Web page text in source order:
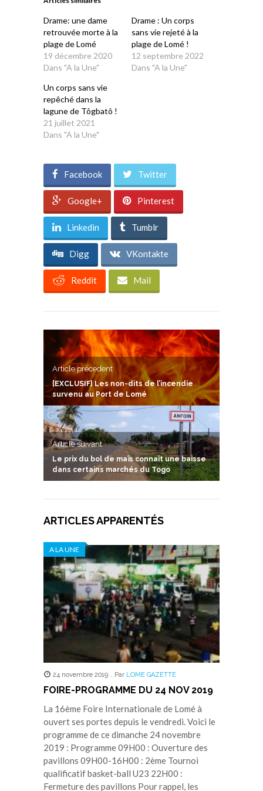
nouvellenouvelle
Drame: une dame
retrouvée morte à la
plage de Lomé
19 décembre 2020
Dans "A la Une"
Drame : Un corps
sans vie rejeté à la
plage de Lomé !
12 septembre 2022
Dans "A la Une"
Un corps sans vie
repêché dans la
lagune de Tôgbatô !
21 juillet 2021
Dans "A la Une"
Facebook Twitter
Google+ Pinterest
Linkedin Tumblr
Digg VKontakte
Reddit Mail
Article précedent
[EXCLUSIF] Les non-dits de l’incendie
survenu au Port de Lomé
Article suivant
Le prix du bol de maïs connaît une baisse
dans certains marchés du Togo
ARTICLES APPARENTÉS
A LA UNE
24 novembre 2019 , Par LOME GAZETTE
FOIRE-PROGRAMME DU 24 NOV 2019
La 16ème Foire Internationale de Lomé à
ouvert ses portes depuis le vendredi. Voici le
programme de ce dimanche 24 novembre
2019 : Programme 09H00 : Ouverture des
pavillons 09H00-16H00 : 2ème Tournoi
qualificatif basket-ball U23 22H00 :
Fermeture des pavillons Pour rappel, les